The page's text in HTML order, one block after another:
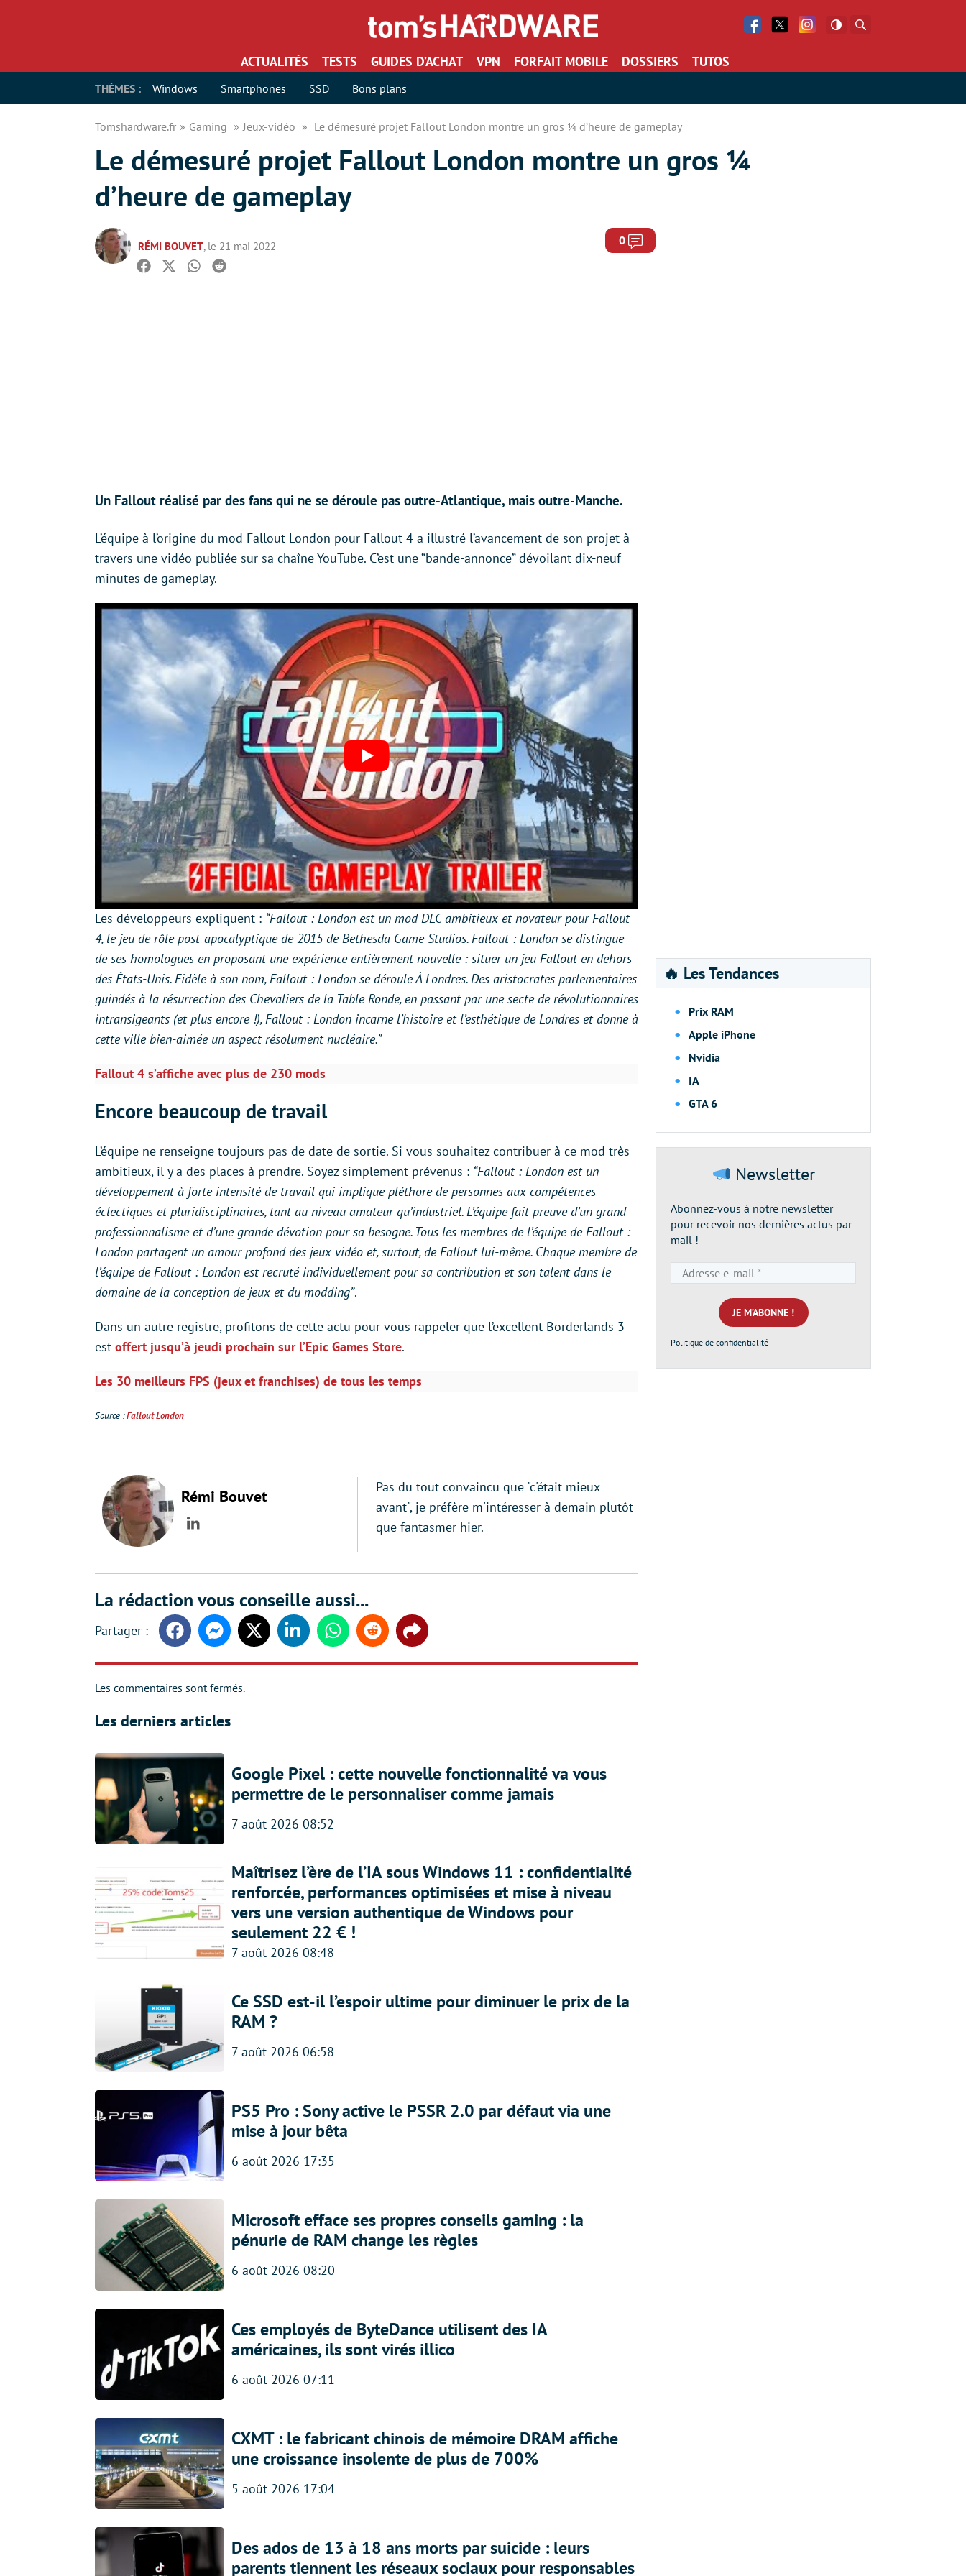
Facebook
Twitter Facebook
ACTUALITÉS TESTS GUIDES D’ACHAT VPN FORFAIT MOBILE DOSSIERS TUTOS
THÈMES : Windows Smartphones SSD Bons plans
Tomshardware.fr Gaming Jeux-vidéo Le démesuré projet Fallout London montre un gros ¼ d’heure de gameplay
Le démesuré projet Fallout London montre un gros ¼
d’heure de gameplay
RÉMI BOUVET, le 21 mai 2022 0 Commentaires
Facebook
TwitterWhatsapp
Reddit
Un Fallout réalisé par des fans qui ne se déroule pas outre-Atlantique, mais outre-Manche.
L’équipe à l’origine du mod Fallout London pour Fallout 4 a illustré l’avancement de son projet à
travers une vidéo publiée sur sa chaîne YouTube. C’est une “bande-annonce” dévoilant dix-neuf
minutes de gameplay.
Les développeurs expliquent : “Fallout : London est un mod DLC ambitieux et novateur pour Fallout
4, le jeu de rôle post-apocalyptique de 2015 de Bethesda Game Studios. Fallout : London se distingue
de ses homologues en proposant une expérience entièrement nouvelle : situer un jeu Fallout en dehors
des États-Unis. Fidèle à son nom, Fallout : London se déroule À Londres. Des aristocrates parlementaires
guindés à la résurrection des Chevaliers de la Table Ronde, en passant par une secte de révolutionnaires
intransigeants (et plus encore !), Fallout : London incarne l’histoire et l’esthétique de Londres et donne à
cette ville bien-aimée un aspect résolument nucléaire.”
Fallout 4 s’affiche avec plus de 230 mods
Encore beaucoup de travail
L’équipe ne renseigne toujours pas de date de sortie. Si vous souhaitez contribuer à ce mod très
ambitieux, il y a des places à prendre. Soyez simplement prévenus : “Fallout : London est un
développement à forte intensité de travail qui implique pléthore de personnes aux compétences
éclectiques et pluridisciplinaires, tant au niveau amateur qu’industriel. L’équipe fait preuve d’un grand
professionnalisme et d’une grande dévotion pour sa besogne. Tous les membres de l’équipe de Fallout :
London partagent un amour profond des jeux vidéo et, surtout, de Fallout lui-même. Chaque membre de
l’équipe de Fallout : London est recruté individuellement pour sa contribution et son talent dans le
domaine de la conception de jeux et du modding”.
Dans un autre registre, profitons de cette actu pour vous rappeler que l’excellent Borderlands 3
est offert jusqu’à jeudi prochain sur l’Epic Games Store.
Les 30 meilleurs FPS (jeux et franchises) de tous les temps
Source :Fallout London
Rémi Bouvet
LinkedIn
Pas du tout convaincu que "c'était mieux
avant", je préfère m'intéresser à demain plutôt
que fantasmer hier.
La rédaction vous conseille aussi...
FacebookMessengerTwitter LinkedinWhatsappReddit Share
Les commentaires sont fermés.
Les derniers articles
Google Pixel : cette nouvelle fonctionnalité va vous
permettre de le personnaliser comme jamais
7 août 2026 08:52
Maîtrisez l’ère de l’IA sous Windows 11 : confidentialité
renforcée, performances optimisées et mise à niveau
vers une version authentique de Windows pour
seulement 22 € !
7 août 2026 08:48
Ce SSD est-il l’espoir ultime pour diminuer le prix de la
RAM ?
7 août 2026 06:58
PS5 Pro : Sony active le PSSR 2.0 par défaut via une
mise à jour bêta
6 août 2026 17:35
Microsoft efface ses propres conseils gaming : la
pénurie de RAM change les règles
6 août 2026 08:20
Ces employés de ByteDance utilisent des IA
américaines, ils sont virés illico
6 août 2026 07:11
CXMT : le fabricant chinois de mémoire DRAM affiche
une croissance insolente de plus de 700%
5 août 2026 17:04
Des ados de 13 à 18 ans morts par suicide : leurs
parents tiennent les réseaux sociaux pour responsables
🔥 Les Tendances
Prix RAM
Apple iPhone
Nvidia
IA
GTA 6
Newsletter
Abonnez-vous à notre newsletter
pour recevoir nos dernières actus par
mail !
e-
mail
*
Politique de confidentialité